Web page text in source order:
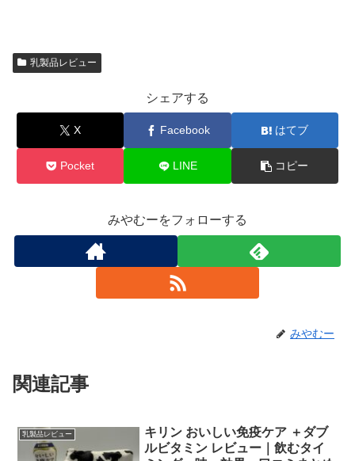
乳製品レビュー
シェアする
X Facebook はてブ
Pocket LINE コピー
みやむーをフォローする
みやむー
関連記事
乳製品レビュー
キリン おいしい免疫ケア ＋ダブ
ルビタミン レビュー｜飲むタイ